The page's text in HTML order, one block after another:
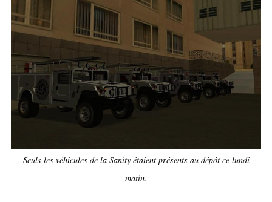
Seuls les véhicules de la Sanity étaient présents au dépôt ce lundi
matin.